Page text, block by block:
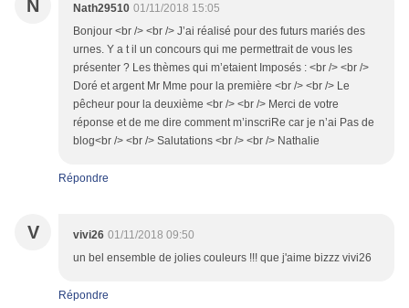
N Nath29510 01/11/2018 15:05
Bonjour <br /> <br /> J’ai réalisé pour des futurs mariés des
urnes. Y a t il un concours qui me permettrait de vous les
présenter ? Les thèmes qui m’etaient Imposés : <br /> <br />
Doré et argent Mr Mme pour la première <br /> <br /> Le
pêcheur pour la deuxième <br /> <br /> Merci de votre
réponse et de me dire comment m’inscriRe car je n’ai Pas de
blog<br /> <br /> Salutations <br /> <br /> Nathalie
Répondre
V vivi26 01/11/2018 09:50
un bel ensemble de jolies couleurs !!! que j'aime bizzz vivi26
Répondre